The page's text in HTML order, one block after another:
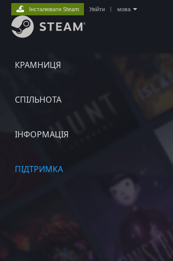
КРАМНИЦЯ
СПІЛЬНОТА
ІНФОРМАЦІЯ
ПІДТРИМКА
Інсталювати Steam Увійти мова